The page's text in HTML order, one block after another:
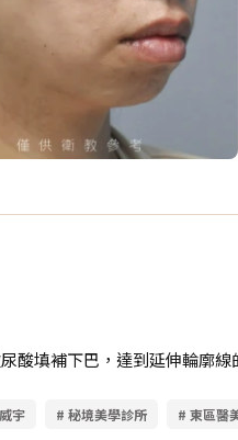
填補下巴，達到延伸輪廓線
宇 # 秘境美學診所 # 東區醫